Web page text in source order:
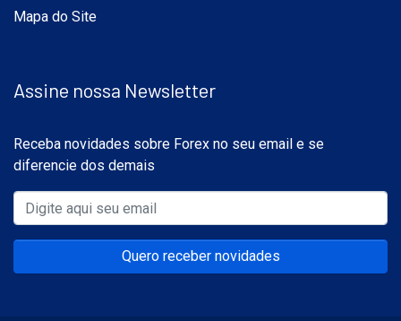
Mapa do Site
Assine nossa Newsletter
Receba novidades sobre Forex no seu email e se
diferencie dos demais
Quero receber novidades